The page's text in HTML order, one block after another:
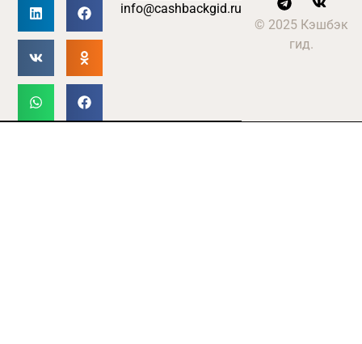
info@cashbackgid.ru
© 2025 Кэшбэк
гид.